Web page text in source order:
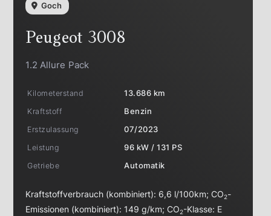
Goch
Peugeot 3008
1.2 Allure Pack
Kilometerstand
13.686 km
Kraftstoff
Benzin
Erstzulassung
07/2023
Leistung
96 kW / 131 PS
Getriebe
Automatik
Kraftstoffverbrauch (kombiniert): 6,6 l/100km;CO2-
Emissionen (kombiniert): 149 g/km;CO2-Klasse: E